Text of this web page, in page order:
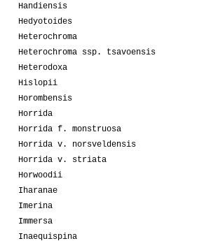
Handiensis
Hedyotoides
Heterochroma
Heterochroma ssp. tsavoensis
Heterodoxa
Hislopii
Horombensis
Horrida
Horrida f. monstruosa
Horrida v. norsveldensis
Horrida v. striata
Horwoodii
Iharanae
Imerina
Immersa
Inaequispina